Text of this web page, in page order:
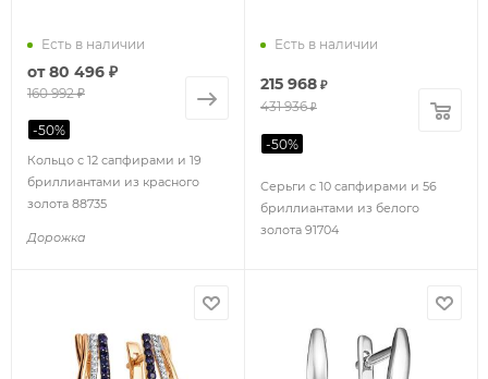
Кольцо с 12 сапфирами и 19
бриллиантами из красного
золота 88735
Дорожка
Есть в наличии
от80 496 ₽
160 992 ₽
-50%
Серьги с 10 сапфирами и 56
бриллиантами из белого
золота 91704
Есть в наличии
215 968 ₽
431 936₽
-50%